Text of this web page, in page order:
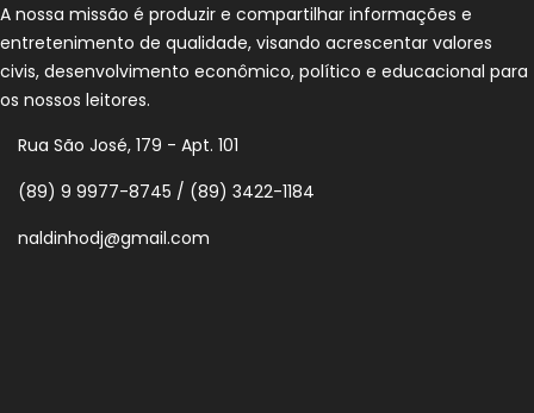
A nossa missão é produzir e compartilhar informações e
entretenimento de qualidade, visando acrescentar valores
civis, desenvolvimento econômico, político e educacional para
os nossos leitores.
Rua São José, 179 - Apt. 101
(89) 9 9977-8745 / (89) 3422-1184
naldinhodj@gmail.com